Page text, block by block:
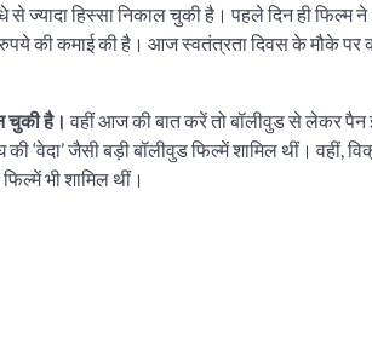
हिस्सा निकाल चुकी है। पहले दिन ही फिल्म ने
की कमाई की है। आज स्वतंत्रता दिवस के मौके पर
चुकी है। वहीं आज की बात करें तो बॉलीवुड से लेकर पैन
जैसी बड़ी बॉलीवुड फिल्में शामिल थीं। वहीं,
भी शामिल थीं।